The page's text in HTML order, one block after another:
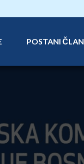
POSTANI ČLAN